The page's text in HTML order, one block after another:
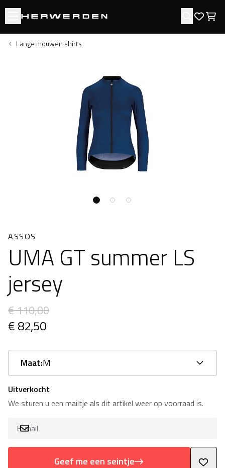
Open menu Zoeken
Lange mouwen shirts
ASSOS
UMA GT summer LS
jersey
€ 110,00
€ 82,50
Maat:M
Uitverkocht
We sturen u een mailtje als dit artikel weer op voorraad is.
Geef me een seintje